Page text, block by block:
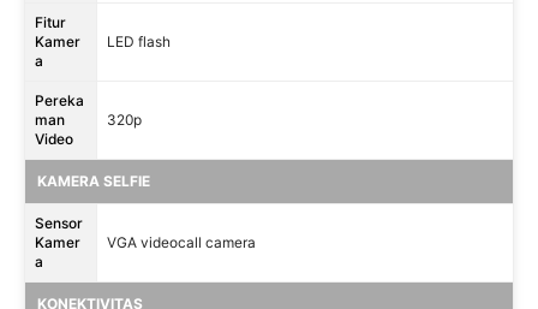
Fitur
Kamer
a
LED flash
Pereka
man
Video
320p
KAMERA SELFIE
Sensor
Kamer
a
VGA videocall camera
KONEKTIVITAS